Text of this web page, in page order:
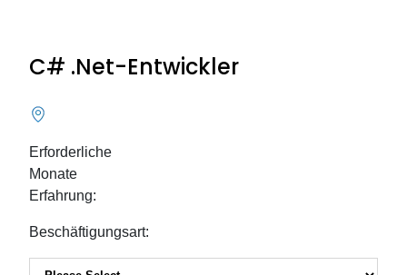
C# .Net-Entwickler
Erforderliche
Monate
Erfahrung:
Beschäftigungsart: